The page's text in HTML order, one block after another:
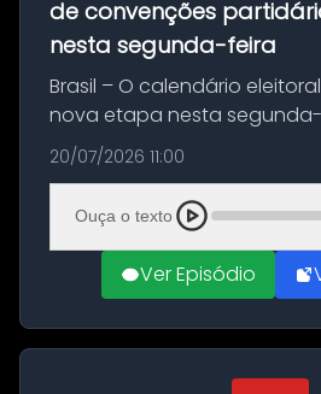
de convenções
nesta segunda-feira
Brasil – O calendário
nova etapa nesta
início do período destinado
partidárias. Até 5 de agosto,
federações poderão
20/07/2026 11:00
Ouça o texto
Ver Episódio